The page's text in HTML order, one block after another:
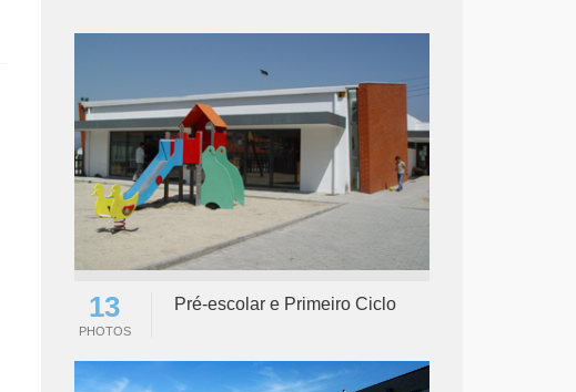
13
PHOTOS
Pré-escolar e Primeiro Ciclo